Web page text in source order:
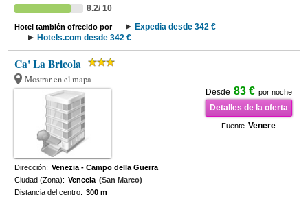
8.2/ 10
Hotel también ofrecido por
Expedia desde 342 €
Hotels.com desde 342 €
Ca' La Bricola
Mostrar en el mapa
Desde 83 € por noche
Detalles de la oferta
Fuente Venere
Dirección: Venezia - Campo della Guerra
Ciudad (Zona): Venecia (San Marco)
Distancia del centro: 300 m